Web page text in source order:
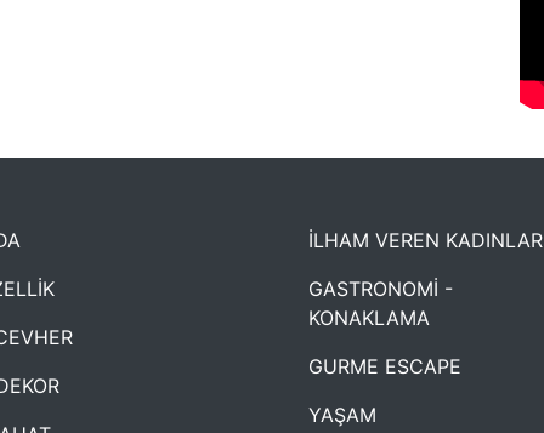
İLHAM VEREN KADINLAR
GASTRONOMİ -
KONAKLAMA
GURME ESCAPE
YAŞAM